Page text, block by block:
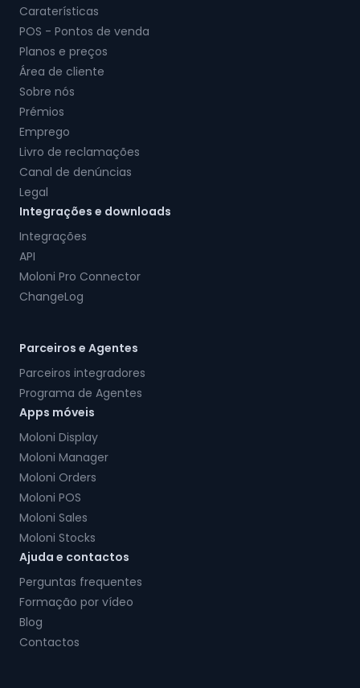
Caraterísticas
POS - Pontos de venda
Planos e preços
Área de cliente
Sobre nós
Prémios
Emprego
Livro de reclamações
Canal de denúncias
Legal
Integrações e downloads
Integrações
API
Moloni Pro Connector
ChangeLog
Parceiros e Agentes
Parceiros integradores
Programa de Agentes
Apps móveis
Moloni Display
Moloni Manager
Moloni Orders
Moloni POS
Moloni Sales
Moloni Stocks
Ajuda e contactos
Perguntas frequentes
Formação por vídeo
Blog
Contactos